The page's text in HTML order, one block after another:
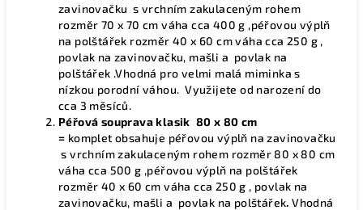
zavinovačku s vrchním zakulaceným rohem
rozměr 70 x 70 cm váha cca 400 g ,péřovou výplň
na polštářek rozměr 40 x 60 cm váha cca 250 g ,
povlak na zavinovačku, mašli a povlak na
polštářek .Vhodná pro velmi malá miminka s
nízkou porodní váhou. Využijete od narození do
cca 3 měsíců.
Péřová souprava klasik 80 x 80 cm
= komplet obsahuje péřovou výplň na zavinovačku
s vrchním zakulaceným rohem rozměr 80 x 80 cm
váha cca 500 g ,péřovou výplň na polštářek
rozměr 40 x 60 cm váha cca 250 g , povlak na
zavinovačku, mašli a povlak na polštářek. Vhodná